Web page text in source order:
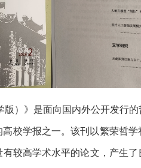
版）》是面向国内外公开发行
校学报之一。该刊以繁荣哲
较高学术水平的论文，产生